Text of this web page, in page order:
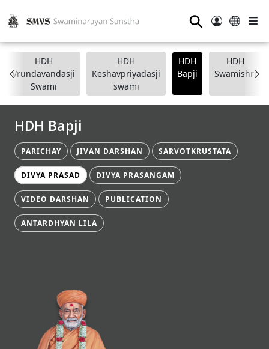
⚲
HDH
Vrundavandasji
Swami
HDH
Keshavpriyadasji
swami
HDH
Bapji
HDH
Swamishri
HDH Bapji
PARICHAY JIVAN DARSHAN SARVOTKRUSTATA
DIVYA PRASAD DIVYA PRASANGAM
VIDEO DARSHAN PUBLICATION
ANTARDHYAN LILA